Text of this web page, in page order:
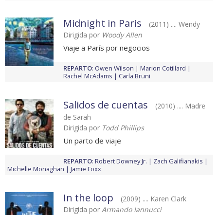
Midnight in Paris
(2011) .... Wendy
Dirigida por Woody Allen
Viaje a París por negocios
REPARTO: Owen Wilson
Marion Cotillard
Rachel McAdams
Carla Bruni
Salidos de cuentas
(2010) .... Madre
de Sarah
Dirigida por Todd Phillips
Un parto de viaje
REPARTO: Robert Downey Jr.
Zach Galifianakis
Michelle Monaghan
Jamie Foxx
In the loop
(2009) .... Karen Clark
Dirigida por Armando Iannucci